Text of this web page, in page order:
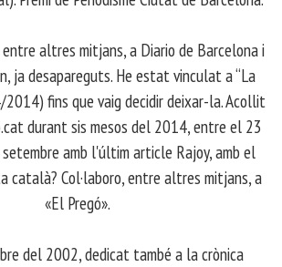
altres mitjans, a Diario de Barcelona i
ja desapareguts. He estat vinculat a “La
2014) fins que vaig decidir deixar-la. Acollit
durant sis mesos del 2014, entre el 23
amb l'últim article Rajoy, amb el
català? Col·laboro, entre altres mitjans, a
«El Pregó».
del 2002, dedicat també a la crònica